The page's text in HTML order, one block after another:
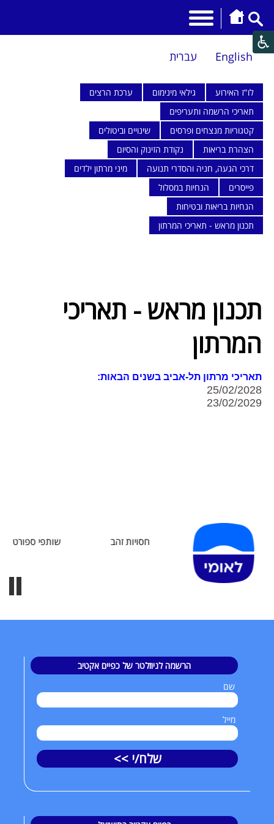
English עברית
לו"ז האירוע גילאי מינימום
ערכת הרצים
תאריכי הרשמה ותעריפים
קטגוריות מנצחים ופרסים
שינויים וביטולים
הצהרת בריאות
נקודת הזינוק והסיום
דרכי הגעה, חניה והסדרי תנועה
מיני מרתון ילדים
פייסרים
הנחיות במסלול
הנחיות בריאות ובטיחות
תכנון מראש - תאריכי המרתון
תכנון מראש - תאריכי
המרתון
תאריכי מרתון תל-אביב בשנים הבאות:
25/02/2028
23/02/2029
חסויות זהב שותפי ספורט
הרשמה לניוזלטר של כפיים אקטיב
שם
מייל
שלח/י >>